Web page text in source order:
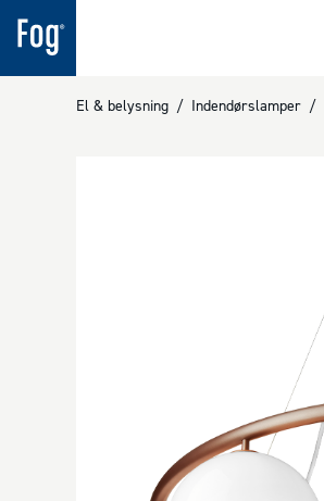
El & belysning / Indendørslamper /